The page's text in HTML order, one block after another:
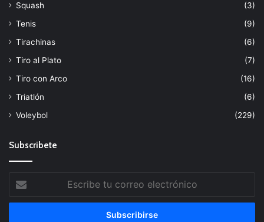
Squash
(3)
Tenis
(9)
Tirachinas
(6)
Tiro al Plato
(7)
Tiro con Arco
(16)
Triatlón
(6)
Voleybol
(229)
Subscribete
Escribe
tu
correo